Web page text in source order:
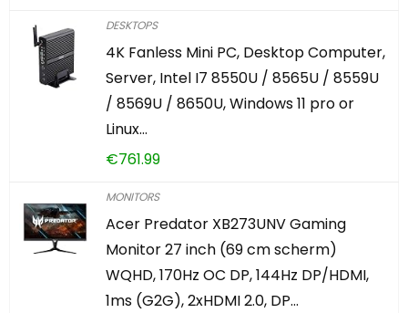
DESKTOPS
4K Fanless Mini PC, Desktop Computer,
Server, Intel I7 8550U / 8565U / 8559U
/ 8569U / 8650U, Windows 11 pro or
Linux…
€761.99
MONITORS
Acer Predator XB273UNV Gaming
Monitor 27 inch (69 cm scherm)
WQHD, 170Hz OC DP, 144Hz DP/HDMI,
1ms (G2G), 2xHDMI 2.0, DP…